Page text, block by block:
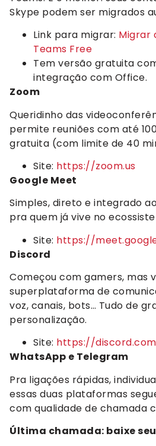
Skype podem ser migrados
Link para migrar: Migrar
Teams Free
Tem versão gratuita
integração com Office.
Zoom
Queridinho das
permite reuniões com até
gratuita (com limite de 40
Site: https://zoom.us
Google Meet
Simples, direto e integrado
pra quem já vive no
Site: https://
Discord
Começou com gamers, mas
superplataforma de
voz, canais, bots… Tudo de
personalização.
Site: https://discord.com
WhatsApp e Telegram
Pra ligações rápidas,
essas duas plataformas
com qualidade de chamada
Última chamada: baixe